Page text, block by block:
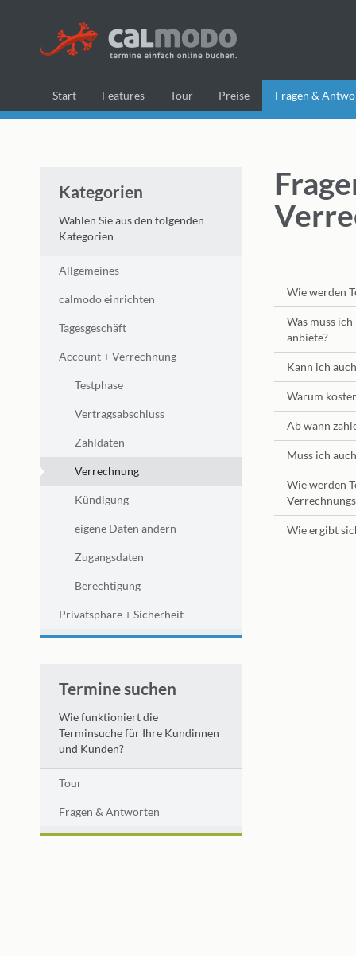
Start Features Tour Preise Fragen &
Kategorien
Wählen Sie aus den folgenden
Kategorien
Allgemeines
calmodo einrichten
Tagesgeschäft
Account + Verrechnung
Testphase
Vertragsabschluss
Zahldaten
Verrechnung
Kündigung
eigene Daten ändern
Zugangsdaten
Berechtigung
Privatsphäre + Sicherheit
Termine suchen
Wie funktioniert die
Terminsuche für Ihre Kundinnen
und Kunden?
Tour
Fragen & Antworten
Wie werden
Was muss
anbiete?
Kann ich
Warum
Ab wann
Muss ich
Wie werden
Wie ergibt